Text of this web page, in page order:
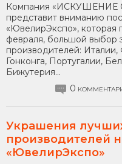
Компания «ИСКУШЕНИЕ
представит вниманию
«ЮвелирЭкспо», которая
февраля, большой выбор
производителей:
Гонконга, Португалии,
Бижутерия...
0
Украшения
производителей
«ЮвелирЭкспо»